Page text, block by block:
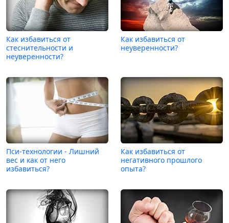
Как избавиться от
стеснительности и
неуверенности?
Как избавиться от
неуверенности?
Пси-технологии - Лишний
вес и как от него
избавиться?
Как избавиться от
негативного прошлого
опыта?